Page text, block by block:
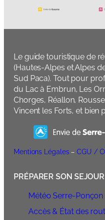
Le guide touristique de
(Hautes-Alpes et Alpes
Sud Paca). Tout pour
du Lac à Embrun, Les
Chorges, Réallon,
Vincent les Forts, et bien
Mentions Légales–CGU /
PRÉPARER SON SEJOUR
Météo Serre-Ponçon
Accès & État des